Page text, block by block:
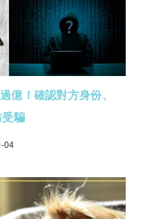
億！確認對方身份、
受騙
04